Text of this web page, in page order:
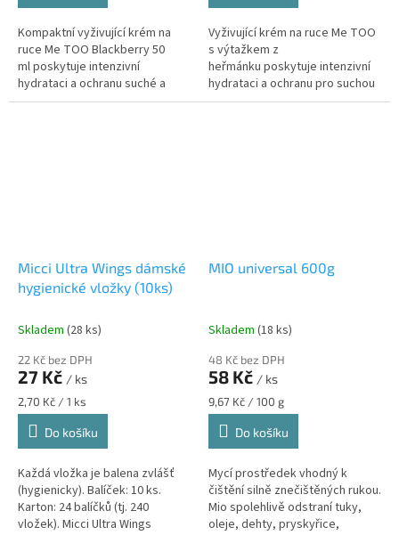
Kompaktní vyživující krém na
ruce Me TOO Blackberry 50
ml poskytuje intenzivní
hydrataci a ochranu suché a
namáhané pokožce.
Vyživující krém na ruce Me TOO
s výtažkem z
heřmánku poskytuje intenzivní
hydrataci a ochranu pro suchou
a namáhanou pokožku.
Micci Ultra Wings dámské
hygienické vložky (10ks)
Skladem (28 ks)
22 Kč bez DPH
27 Kč / ks
Měrná
cena:
2,70 Kč / 1 ks
Do košíku
Každá vložka je balena zvlášť
(hygienicky). Balíček: 10 ks.
Karton: 24 balíčků (tj. 240
vložek). Micci Ultra Wings
MIO universal 600g
Skladem (18 ks)
48 Kč bez DPH
58 Kč / ks
Měrná
cena:
9,67 Kč / 100 g
Do košíku
Mycí prostředek vhodný k
čištění silně znečištěných rukou.
Mio spolehlivě odstraní tuky,
oleje, dehty, pryskyřice,